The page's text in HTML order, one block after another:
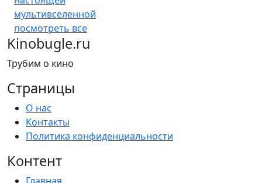
мультивселенной
посмотреть все
Kinobugle.ru
Трубим о кино
Страницы
О нас
Контакты
Политика конфиденциальности
Контент